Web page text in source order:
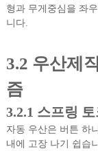
형과 무게중심을 좌
니다.
3.2 우산제
즘
3.2.1 스프링
자동 우산은 버튼 하
내에 고장 나기 쉽습